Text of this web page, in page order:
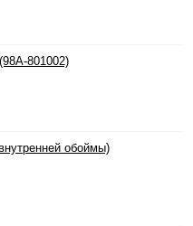
801002)
обоймы)